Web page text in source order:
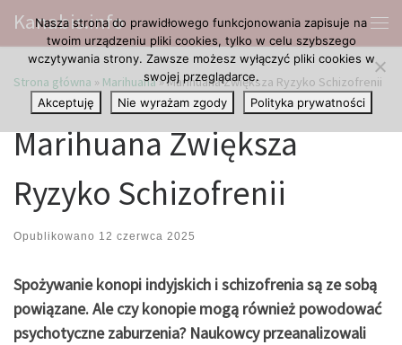
Przejdź do treści
Kanabis.info
Strona główna » Marihuana »Marihuana Zwiększa Ryzyko Schizofrenii
Marihuana Zwiększa
Ryzyko Schizofrenii
Opublikowano 12 czerwca 2025
Spożywanie konopi indyjskich i schizofrenia są ze sobą
powiązane. Ale czy konopie mogą również powodować
psychotyczne zaburzenia? Naukowcy przeanalizowali
Nasza strona do prawidłowego funkcjonowania zapisuje na
twoim urządzeniu pliki cookies, tylko w celu szybszego
wczytywania strony. Zawsze możesz wyłączyć pliki cookies w
swojej przeglądarce.
Akceptuję
Nie wyrażam zgody Polityka prywatności